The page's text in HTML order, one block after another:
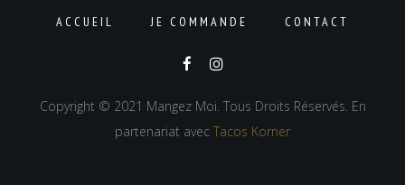
ACCUEIL JE COMMANDE CONTACT
Copyright © 2021 Mangez Moi. Tous Droits Réservés. En
partenariat avec Tacos Korner